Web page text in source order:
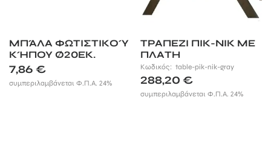
ΜΠΆΛΑ ΦΩΤΙΣΤΙΚΟΎ
ΚΉΠΟΥ Ø20ΕΚ.
7,86 €
συμπεριλαμβάνεται Φ.Π.Α. 24%
ΤΡΑΠΕΖΙ ΠΙΚ-ΝΙΚ ΜΕ
ΠΛΑΤΗ
Κωδικός:table-pik-nik-gray
288,20€
συμπεριλαμβάνεται Φ.Π.Α. 24%